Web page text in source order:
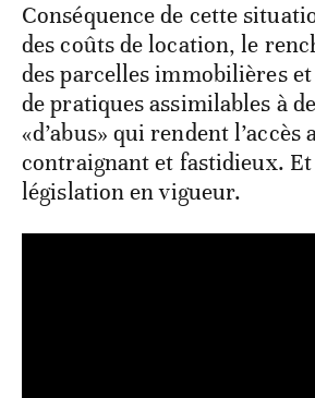
Conséquence de cette
des coûts de location, le
des parcelles immobilières
de pratiques assimilables à
«d’abus» qui rendent l’accès
contraignant et fastidieux.
législation en vigueur.